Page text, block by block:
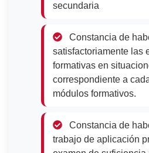
secundaria
Constancia de
satisfactoriamente las
formativas en
correspondiente a
módulos formativos.
Constancia de
trabajo de aplicación